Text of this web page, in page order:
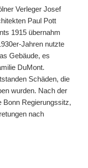
Verleger Josef
Paul Pott
1915 übernahm
Jahren nutzte
Gebäude, es
DuMont.
Schäden, die
wurden. Nach der
Bonn Regierungssitz,
nach